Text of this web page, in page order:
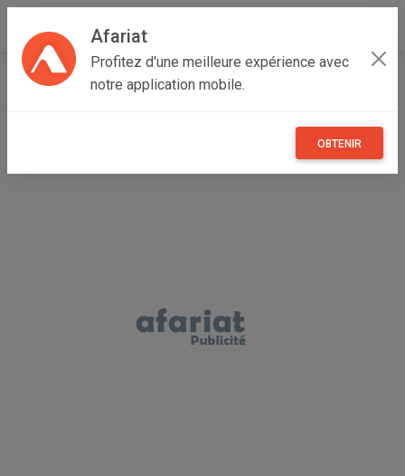
Afariat
Profitez d'une meilleure expérience avec
notre application mobile.
OBTENIR
Accueil Vêtements et objets personnels